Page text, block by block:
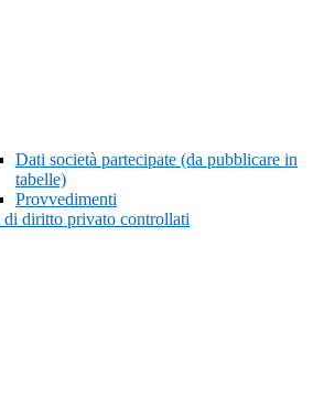
Dati società partecipate (da pubblicare in
tabelle)
Provvedimenti
di diritto privato controllati